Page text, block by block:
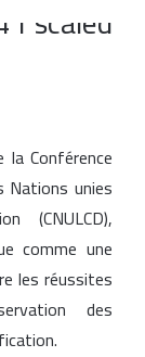
Conférence
Nations unies
comme une
les réussites
des